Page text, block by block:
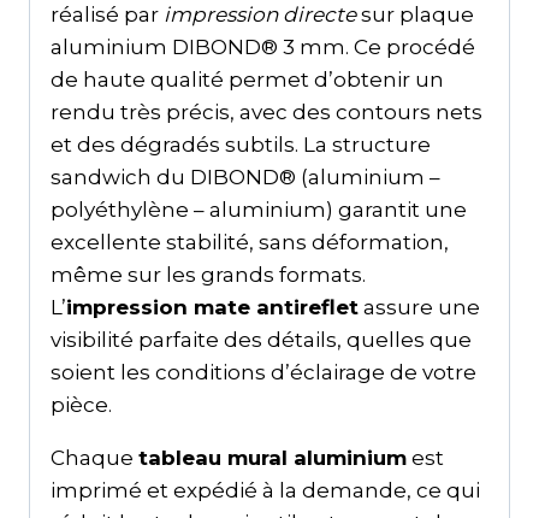
réalisé par impression directesur plaque
aluminium DIBOND® 3 mm. Ce procédé
de haute qualité permet d’obtenir un
rendu très précis, avec des contours nets
et des dégradés subtils. La structure
sandwich du DIBOND® (aluminium –
polyéthylène – aluminium) garantit une
excellente stabilité, sans déformation,
même sur les grands formats.
L’impression mate antireflet assure une
visibilité parfaite des détails, quelles que
soient les conditions d’éclairage de votre
pièce.
Chaque tableau mural aluminium est
imprimé et expédié à la demande, ce qui